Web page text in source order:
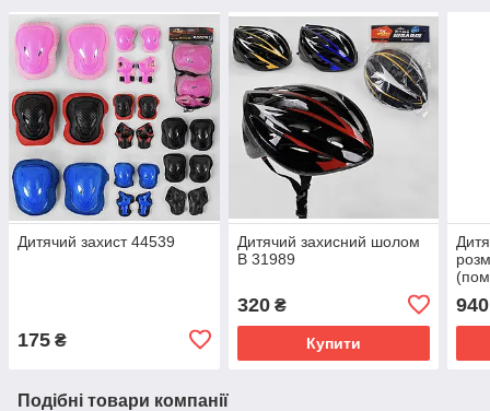
Дитячий захист 44539
175 ₴
Дитячий захисний шолом
B 31989
320₴
Купити
940
Подібні товари компанії